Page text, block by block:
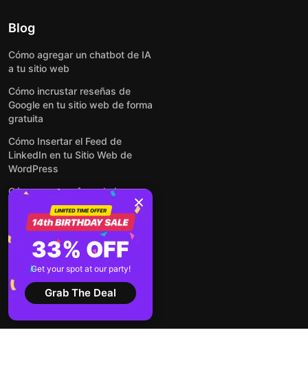
Blog
Cómo agregar un chatbot de IA
a tu sitio web
Cómo incrustar reseñas de
Google en tu sitio web de forma
gratuita
Cómo Insertar el Feed de
LinkedIn en tu Sitio Web de
WordPress
Cómo crear un formulario para
WordPress: de manera simple y
rápida
Cómo incrustar formularios en
cualquier sitio web en línea y
gratis
Ver todas las entradas
33% OFF
Get your spot at our party!
Grab The Deal